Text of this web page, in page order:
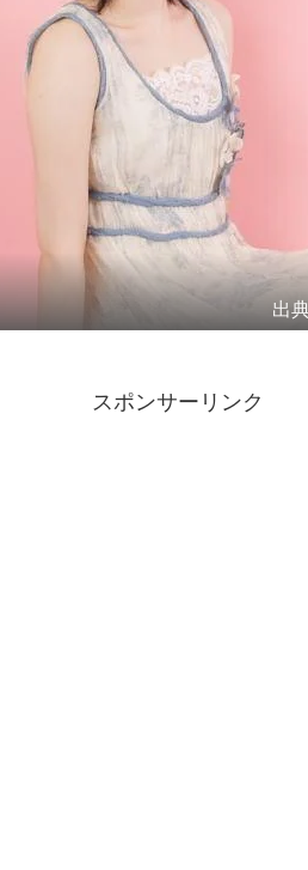
出
スポンサーリンク